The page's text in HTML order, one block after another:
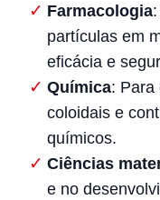
Farmacologia
partículas em
eficácia e
Química: Para
coloidais e
químicos.
Ciências
e no